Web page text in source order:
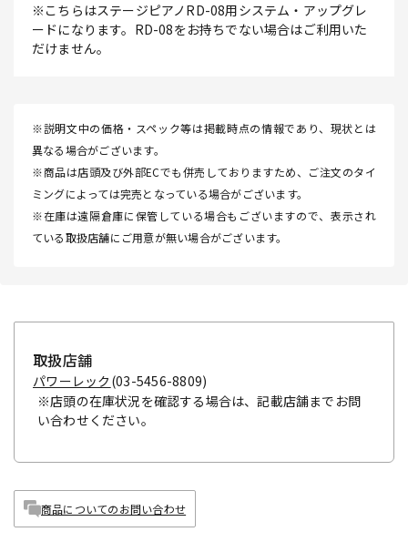
※こちらはステージピアノRD-08用システム・アップグレ
ードになります。RD-08をお持ちでない場合はご利用いた
だけません。
※説明文中の価格・スペック等は掲載時点の情報であり、現状とは
異なる場合がございます。
※商品は店頭及び外部ECでも併売しておりますため、ご注文のタイ
ミングによっては完売となっている場合がございます。
※在庫は遠隔倉庫に保管している場合もございますので、表示され
ている取扱店舗にご用意が無い場合がございます。
取扱店舗
パワーレック (03-5456-8809)
※店頭の在庫状況を確認する場合は、記載店舗までお問
い合わせください。
商品についてのお問い合わせ